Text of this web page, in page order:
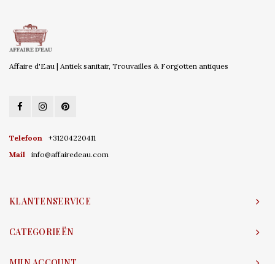
Affaire d'Eau | Antiek sanitair, Trouvailles & Forgotten antiques
Telefoon
+31204220411
Mail
info@affairedeau.com
KLANTENSERVICE
CATEGORIEËN